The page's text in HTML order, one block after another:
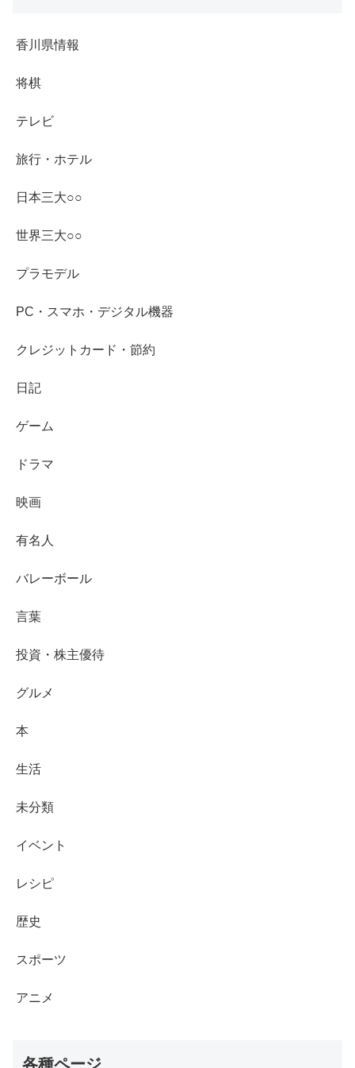
香川県情報
将棋
テレビ
旅行・ホテル
日本三大○○
世界三大○○
プラモデル
PC・スマホ・デジタル機器
クレジットカード・節約
日記
ゲーム
ドラマ
映画
有名人
バレーボール
言葉
投資・株主優待
グルメ
本
生活
未分類
イベント
レシピ
歴史
スポーツ
アニメ
各種ページ